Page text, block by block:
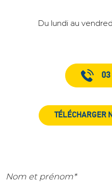
Du lundi au
03
TÉLÉCHARGER
Nom et prénom*